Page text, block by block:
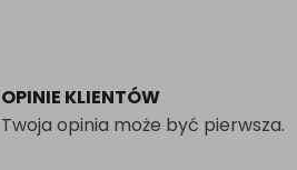
OPINIE KLIENTÓW
Twoja opinia może być pierwsza.